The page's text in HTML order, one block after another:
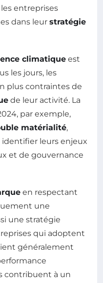
les entreprises
dans leur stratégie
climatique est
les jours, les
plus contraintes de
de leur activité. La
par exemple,
matérialité,
identifier leurs enjeux
et de gouvernance
en respectant
une
une stratégie
qui adoptent
généralement
contribuent à un